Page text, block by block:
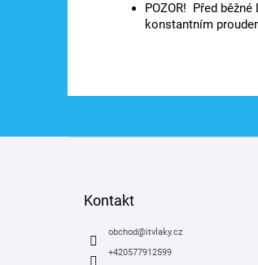
POZOR! Před
konstantním
Kontakt
obchod@itvlaky.cz
+420577912599